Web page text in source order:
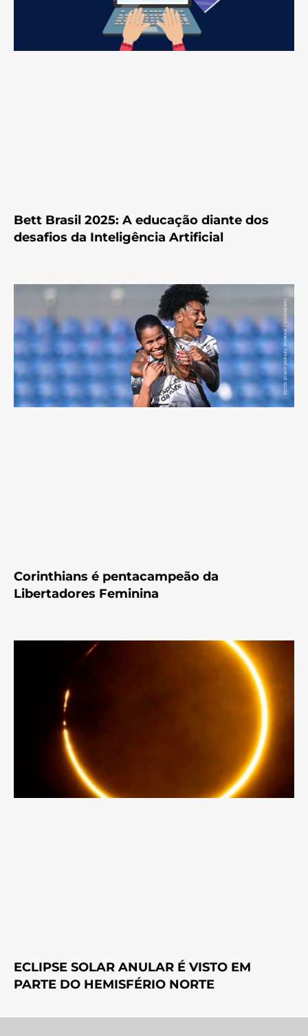
Bett Brasil 2025: A educação diante dos
desafios da Inteligência Artificial
Corinthians é pentacampeão da
Libertadores Feminina
ECLIPSE SOLAR ANULAR É VISTO EM
PARTE DO HEMISFÉRIO NORTE